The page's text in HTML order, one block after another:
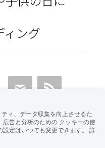
ィング
ィ、データ収集を向上させるた
告と分析のための クッキーの使
定はいつでも変更できます。
詳